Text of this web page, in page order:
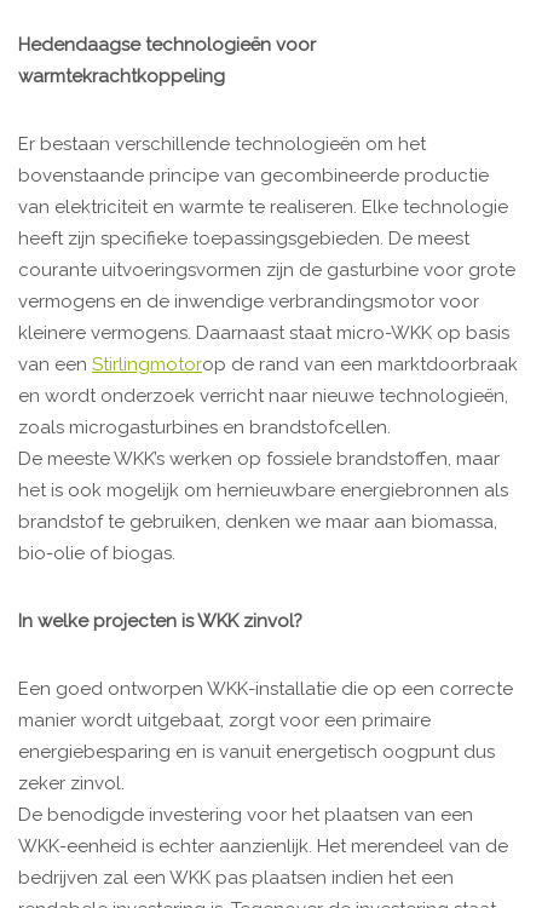
Hedendaagse technologieën voor
warmtekrachtkoppeling
Er bestaan verschillende technologieën om het
bovenstaande principe van gecombineerde productie
van elektriciteit en warmte te realiseren. Elke technologie
heeft zijn specifieke toepassingsgebieden. De meest
courante uitvoeringsvormen zijn de gasturbine voor grote
vermogens en de inwendige verbrandingsmotor voor
kleinere vermogens. Daarnaast staat micro-WKK op basis
van een Stirlingmotorop de rand van een marktdoorbraak
en wordt onderzoek verricht naar nieuwe technologieën,
zoals microgasturbines en brandstofcellen.
De meeste WKK’s werken op fossiele brandstoffen, maar
het is ook mogelijk om hernieuwbare energiebronnen als
brandstof te gebruiken, denken we maar aan biomassa,
bio-olie of biogas.
In welke projecten is WKK zinvol?
Een goed ontworpen WKK-installatie die op een correcte
manier wordt uitgebaat, zorgt voor een primaire
energiebesparing en is vanuit energetisch oogpunt dus
zeker zinvol.
De benodigde investering voor het plaatsen van een
WKK-eenheid is echter aanzienlijk. Het merendeel van de
bedrijven zal een WKK pas plaatsen indien het een